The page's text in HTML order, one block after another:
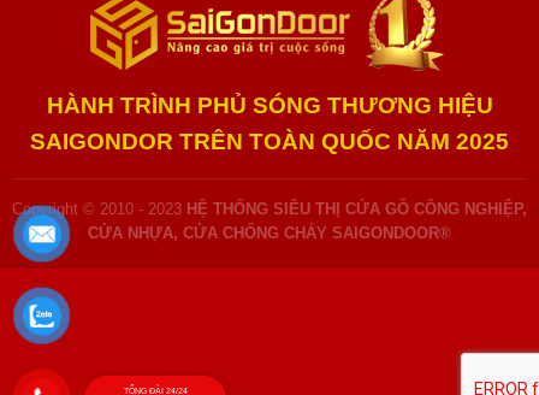
HÀNH TRÌNH PHỦ SÓNG THƯƠNG HIỆU
SAIGONDOR TRÊN TOÀN QUỐC NĂM 2025
Copyright © 2010 - 2023 HỆ THỐNG SIÊU THỊ CỬA GỖ CÔNG NGHIỆP,
CỬA NHỰA, CỬA CHỐNG CHÁY SAIGONDOOR®
TỔNG ĐÀI 24/24